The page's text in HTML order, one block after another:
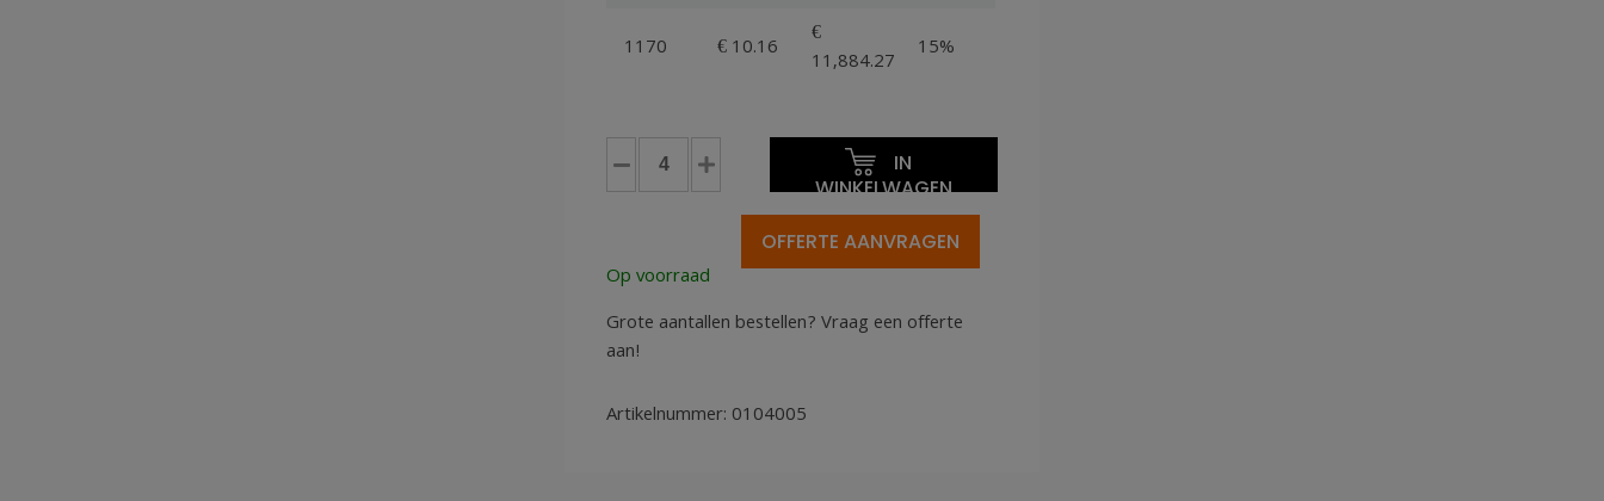
1170 € 10.16
€
11,884.27
15%
Kunststof
nestbaar
1000kg
aantal
WINKELWAGEN
OFFERTE AANVRAGEN
Op voorraad
Grote aantallen bestellen? Vraag een offerte
aan!
Artikelnummer: 0104005